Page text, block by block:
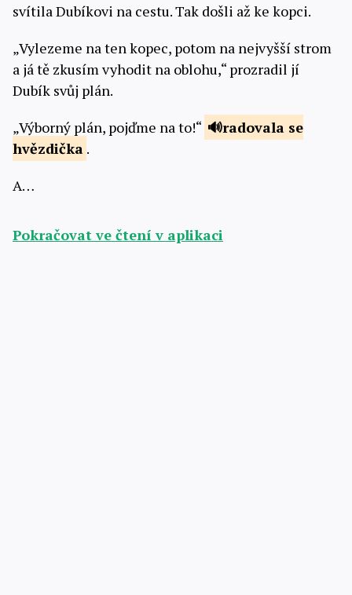
svítila Dubíkovi na cestu. Tak došli až ke kopci.
„Vylezeme na ten kopec, potom na nejvyšší strom
a já tě zkusím vyhodit na oblohu,“ prozradil jí
Dubík svůj plán.
„Výborný plán, pojďme na to!“
radovala se
hvězdička .
A…
Pokračovat ve čtení v aplikaci